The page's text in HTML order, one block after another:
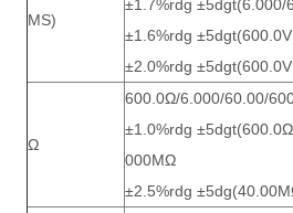
MS)
±1.7%rdg ±5dgt(6.000/
±1.6%rdg
±2.0%rdg
Ω
600.0Ω/6.000/60.00/
±1.0%rdg
000MΩ
±2.5%rdg